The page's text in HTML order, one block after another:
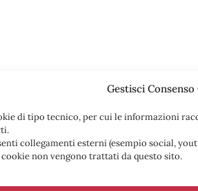
Gestisci
collegamenti esterni (esempio social,
non vengono trattati da questo sito.